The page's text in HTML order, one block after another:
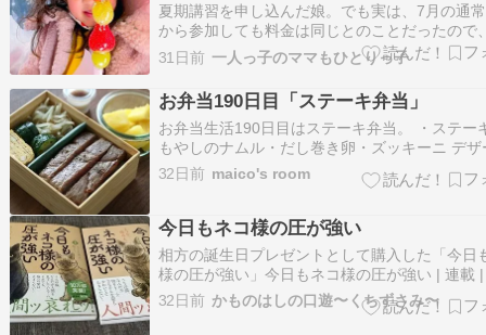
夏期講習を申し込んだ娘。でも実は、7月の通
から参加しても料金は同じとのことだったので
早く塾デビューしてきました✨この日は私も午
青少年指導員のパトロールがあり、なかなかの
タ????パトロールを終えて、そのまま車で娘を
アップし、急いで塾へ向かいました?…
31日前 一人っ子のママもひとりっ子
お弁当190日目「ステーキ弁当」
お弁当生活190日目はステーキ弁当。 ・ステー
もやしのナムル・だし巻き卵・ズッキーニ デザ
パイナップル ふるさと納税の返礼品の宮崎牛。
くて美味しいです。お料理教室で教えていただ
ソースが本当に美味しい！ 【ふ…
32日前 maico's room
今日もネコ様の圧が強い
相方の誕生日プレゼントとして購入した「今日
様の圧が強い」今日もネコ様の圧が強い | 連載
ックエッセイ劇場「人間ッ愚かッ!」【発売3か
万部突破の話題作!!】SNSで今大注目の猫漫画
32日前 かものはしの口遊〜くちずさみ〜